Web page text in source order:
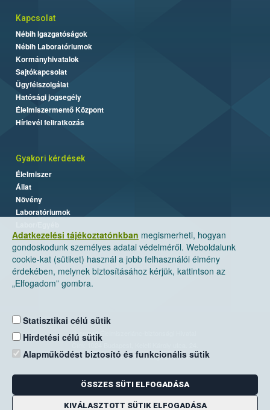
Adatkezelési tájékoztatónkban megismerheti, hogyan
gondoskodunk személyes adatai védelméről. Weboldalunk
cookie-kat (sütiket) használ a jobb felhasználói élmény
érdekében, melynek biztosításához kérjük, kattintson az
„Elfogadom” gombra.
Statisztikai célú sütik
Hirdetési célú sütik
Alapműködést biztosító és funkcionális sütik
ÖSSZES SÜTI ELFOGADÁSA
KIVÁLASZTOTT SÜTIK ELFOGADÁSA
Kapcsolat
Nébih Igazgatóságok
Nébih Laboratóriumok
Kormányhivatalok
Sajtókapcsolat
Ügyfélszolgálat
Hatósági jogsegély
Élelmiszermentő Központ
Hírlevél feliratkozás
Gyakori kérdések
Élelmiszer
Állat
Növény
Laboratóriumok
Nemzeti Élelmiszerlánc-biztonsági Hivatal
Levelezési cím: 1525 Budapest. Pf. 30.
E-mail:ugyfelszolgalat@nebih.gov.hu
Zöld szám: 06-80/263-244